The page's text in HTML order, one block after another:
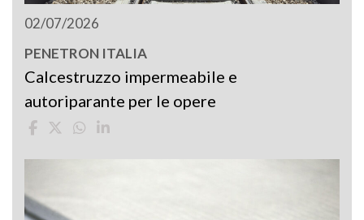
02/07/2026
PENETRON ITALIA
Calcestruzzo impermeabile e
autoriparante per le opere